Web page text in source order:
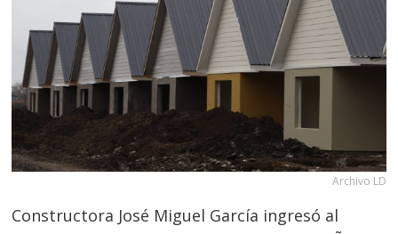
Archivo LD
Constructora José Miguel García ingresó al